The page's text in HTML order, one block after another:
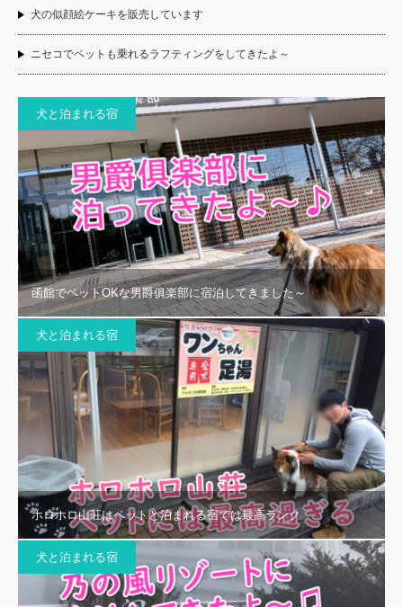
犬の似顔絵ケーキを販売しています
ニセコでペットも乗れるラフティングをしてきたよ～
犬と泊まれる宿
函館でペットOKな男爵俱楽部に宿泊してきました～
犬と泊まれる宿
ホロホロ山荘はペットと泊まれる宿では最高ランク
犬と泊まれる宿